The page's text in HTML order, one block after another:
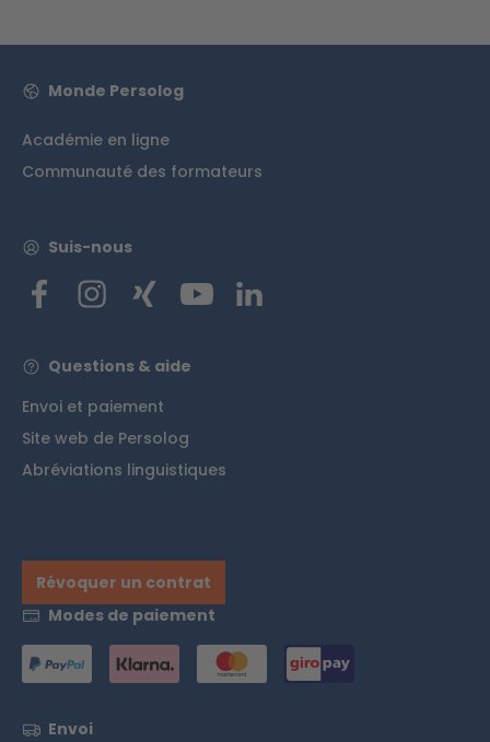
Monde Persolog
Académie en ligne
Communauté des formateurs
Suis-nous
Questions & aide
Envoi et paiement
Site web de Persolog
Abréviations linguistiques
Révoquer un contrat
Modes de paiement
Envoi